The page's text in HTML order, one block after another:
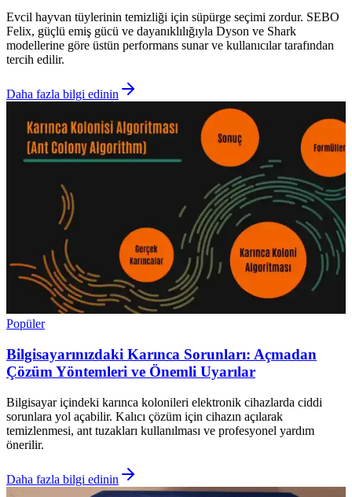
Evcil hayvan tüylerinin temizliği için süpürge seçimi zordur. SEBO
Felix, güçlü emiş gücü ve dayanıklılığıyla Dyson ve Shark
modellerine göre üstün performans sunar ve kullanıcılar tarafından
tercih edilir.
Daha fazla bilgi edinin
Popüler
Bilgisayarınızdaki Karınca Sorunları: Açmadan
Çözüm Yöntemleri ve Önemli Uyarılar
Bilgisayar içindeki karınca kolonileri elektronik cihazlarda ciddi
sorunlara yol açabilir. Kalıcı çözüm için cihazın açılarak
temizlenmesi, ant tuzakları kullanılması ve profesyonel yardım
önerilir.
Daha fazla bilgi edinin